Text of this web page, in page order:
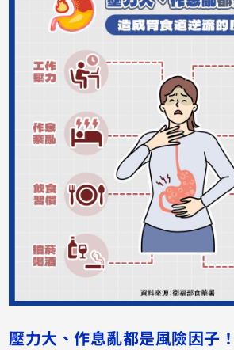
壓力大、作息亂都是風險因子！